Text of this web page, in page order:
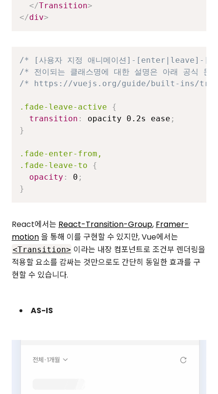
</Transition>
</div>
/* [사용자 지정 애니메이션]-[enter|leave]-
/* 전이되는 클래스명에 대한 설명은 아래 공식
/* https://vuejs.org/guide/built-ins/
.fade-leave-active
{
transition : opacity 0.2s ease ;
}
.fade-enter-from,
.fade-leave-to
{
opacity : 0 ;
}
React에서는 React-Transition-Group, Framer-
motion 을 통해 이를 구현할 수 있지만, Vue에서는
<Transition> 이라는 내장 컴포넌트로 조건부 렌더링을
적용할 요소를 감싸는 것만으로도 간단히 동일한 효과를 구
현할 수 있습니다.
AS-IS